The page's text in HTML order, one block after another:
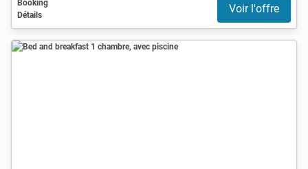
Booking
Détails
Voir l'offre